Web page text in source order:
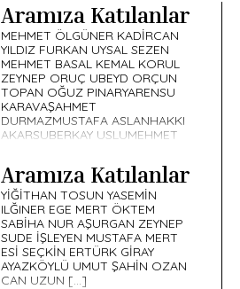
Aramıza Katılanlar
MEHMET ÖLGÜNER KADİRCAN
YILDIZ FURKAN UYSAL SEZEN
MEHMET BASAL KEMAL KORUL
ZEYNEP ORUÇ UBEYD ORÇUN
TOPAN OĞUZ PINARYARENSU
KARAVAŞAHMET
DURMAZMUSTAFA ASLANHAKKI
AKARSUBERKAY USLUMEHMET
Aramıza Katılanlar
YİĞİTHAN TOSUN YASEMİN
ILĞINER EGE MERT ÖKTEM
SABİHA NUR AŞURGAN ZEYNEP
SUDE İŞLEYEN MUSTAFA MERT
ESİ SEÇKİN ERTÜRK GİRAY
AYAZKÖYLÜ UMUT ŞAHİN OZAN
CAN UZUN […]